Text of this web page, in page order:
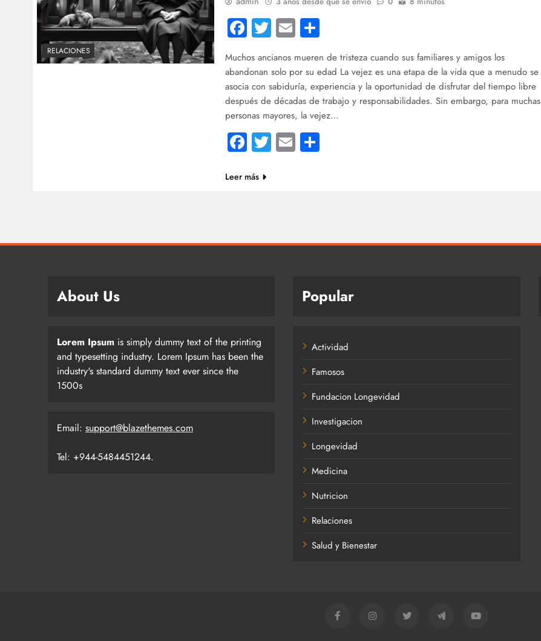
RELACIONES
Facebook
Twitter
Email
Muchos ancianos mueren de tristeza cuando sus familiares y amigos los
abandonan solo por su edad La vejez es una etapa de la vida que a menudo se
asocia con sabiduría, experiencia y la oportunidad de disfrutar del tiempo libre
después de décadas de trabajo y responsabilidades. Sin embargo, para muchas
personas mayores, la vejez…
Facebook
Twitter
Email
Leer más
About Us
Lorem Ipsum is simply dummy text of the printing
and typesetting industry. Lorem Ipsum has been the
industry's standard dummy text ever since the
1500s
Email: support@blazethemes.com
Tel: +944-5484451244.
Popular
Actividad
Famosos
Fundacion Longevidad
Investigacion
Longevidad
Medicina
Nutricion
Relaciones
Salud y Bienestar